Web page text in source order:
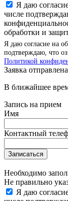
Я даю
числе
обработки и
Я даю согласие на
подтверждаю, что
Политикой
Заявка отправлена
В ближайшее
Запись на прием
Имя
Контактный
Записаться
Необходимо
Не правильно
Я даю